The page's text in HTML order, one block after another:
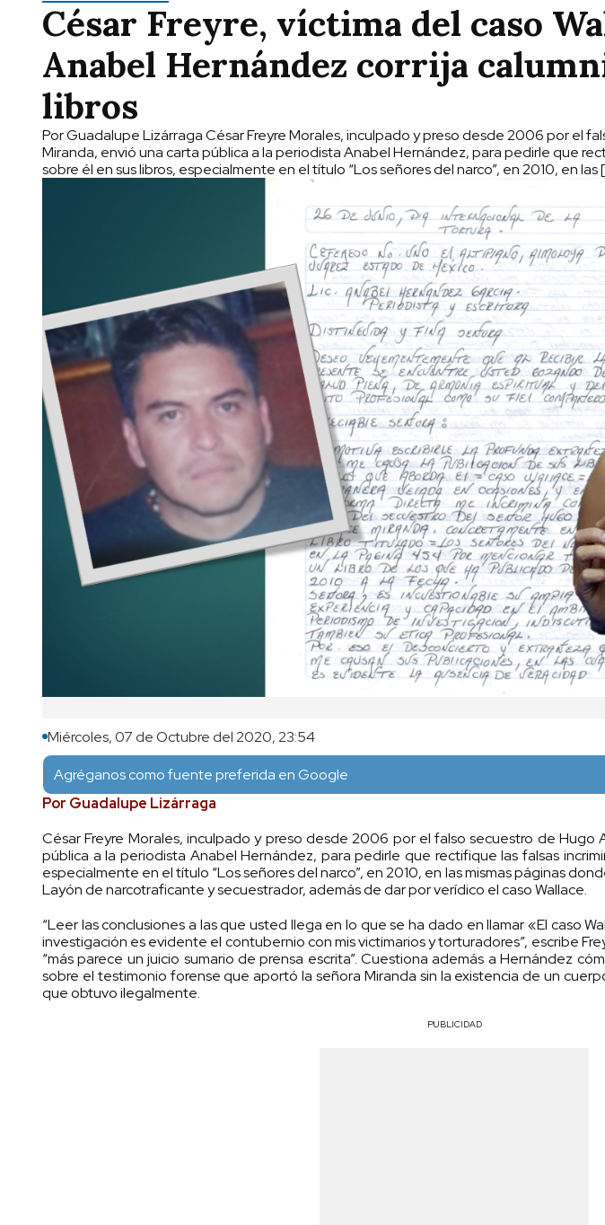
César Freyre, víctima del caso
Anabel Hernández corrija
libros
Por Guadalupe Lizárraga César Freyre Morales, inculpado y preso desde 2006 por el
Miranda, envió una carta pública a la periodista Anabel Hernández, para pedirle que
sobre él en sus libros, especialmente en el título “Los señores del narco”, en 2010, en las
Miércoles, 07 de Octubre del 2020, 23:54
Agréganos como fuente preferida en Google
Por Guadalupe Lizárraga
César Freyre Morales, inculpado y preso desde 2006 por el falso secuestro de Hugo
pública a la periodista Anabel Hernández, para pedirle que rectifique las falsas
especialmente en el título “Los señores del narco”, en 2010, en las mismas páginas
Layón de narcotraficante y secuestrador, además de dar por verídico el caso Wallace.
“Leer las conclusiones a las que usted llega en lo que se ha dado en llamar «El caso
investigación es evidente el contubernio con mis victimarios y torturadores”, escribe
“más parece un juicio sumario de prensa escrita”. Cuestiona además a Hernández
sobre el testimonio forense que aportó la señora Miranda sin la existencia de un
que obtuvo ilegalmente.
PUBLICIDAD